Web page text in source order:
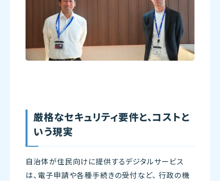
厳格なセキュリティ要件と、コストと
いう現実
自治体が住民向けに提供するデジタルサービス
は、電子申請や各種手続きの受付など、 行政の機